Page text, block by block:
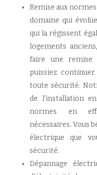
Remise aux
domaine qui
qui la régissent
logements
faire une remise
puissiez
toute sécurité.
de l’installation
normes en
nécessaires. Vous
électrique que
sécurité.
Dépannage